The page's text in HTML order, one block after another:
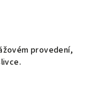
provedení,